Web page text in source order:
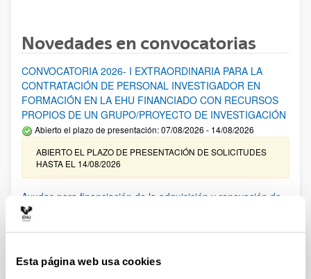
Esta página web usa cookies
Novedades en convocatorias
CONVOCATORIA 2026- I EXTRAORDINARIA PARA LA
CONTRATACIÓN DE PERSONAL INVESTIGADOR EN
FORMACIÓN EN LA EHU FINANCIADO CON RECURSOS
PROPIOS DE UN GRUPO/PROYECTO DE INVESTIGACIÓN
Abierto el plazo de presentación: 07/08/2026 - 14/08/2026
ABIERTO EL PLAZO DE PRESENTACIÓN DE SOLICITUDES
HASTA EL 14/08/2026
Ayudas para financiación de la adquisición y renovación de
infraestructura científica y fondos bibliográficos en la
UPV/EHU 2026
25/03/2026: Corrección de errores del listado provisional de